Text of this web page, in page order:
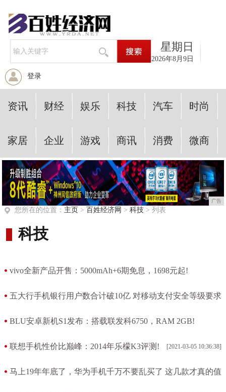
星期日
2026年8月9日
登录
资讯 财经 娱乐 科技 汽车 时尚
家居 企业 游戏 商讯 消费 微商
广告
您所在的位置： 主页 > 百姓经济网 > 科技> 列表
科技
vivo全新产品开售：5000mAh+6期免息，1698元起!
五大行手机银行用户数合计破10亿 对移动支付安全等级要求
BLU安卓新机S1发布：搭载联发科6750，RAM 2GB!
联想手机性价比巅峰：2014年乐檬K3评测! [2021-03-05 10:36:38]
马上19年年底了，华为手机千万不要乱买了 这几款才真的值